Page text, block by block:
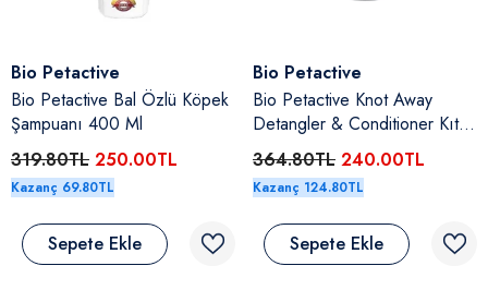
Satıcı:
Bio Petactive
Bio Petactive Bal Özlü Köpek
Şampuanı 400 Ml
319.80TL 250.00TL
Kazanç 69.80TL
Sepete Ekle
Satıcı:
Bio Petactive
Bio Petactive Knot Away
Detangler & Conditioner Kıtık
Açıcı Krem 250 Ml
364.80TL 240.00TL
Kazanç 124.80TL
Sepete Ekle